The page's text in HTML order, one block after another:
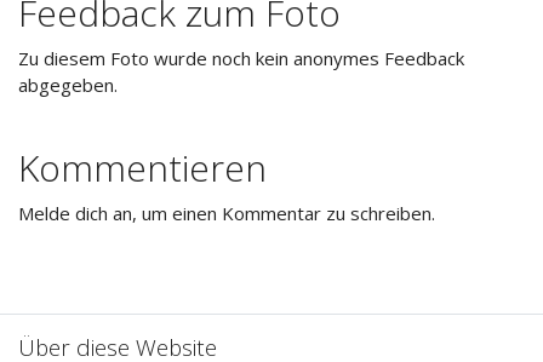
Kommentieren
Melde dich an, um einen Kommentar zu schreiben.
Feedback zum Foto
Zu diesem Foto wurde noch kein anonymes Feedback
abgegeben.
Über diese Website